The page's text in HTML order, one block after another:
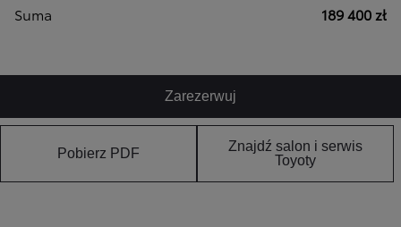
Suma 189 400 zł
Zarezerwuj
Pobierz PDF
Znajdź salon i serwis
Toyoty